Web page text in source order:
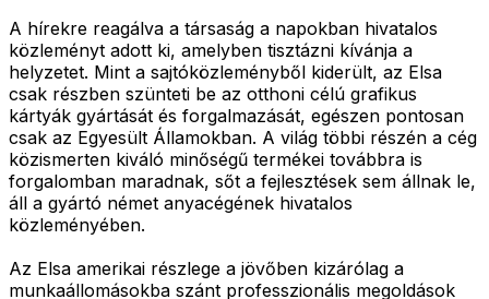
A hírekre reagálva a társaság a napokban hivatalos
közleményt adott ki, amelyben tisztázni kívánja a
helyzetet. Mint a sajtóközleményből kiderült, az Elsa
csak részben szünteti be az otthoni célú grafikus
kártyák gyártását és forgalmazását, egészen pontosan
csak az Egyesült Államokban. A világ többi részén a cég
közismerten kiváló minőségű termékei továbbra is
forgalomban maradnak, sőt a fejlesztések sem állnak le,
áll a gyártó német anyacégének hivatalos
közleményében.
Az Elsa amerikai részlege a jövőben kizárólag a
munkaállomásokba szánt professzionális megoldások